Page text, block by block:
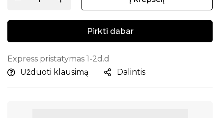
Pirkti dabar
Express pristatymas 1-2d.d
Užduoti klausimą
Dalintis